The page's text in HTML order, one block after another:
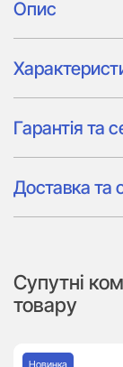
Опис
Гарантія та
Доставка та
Супутні
товару